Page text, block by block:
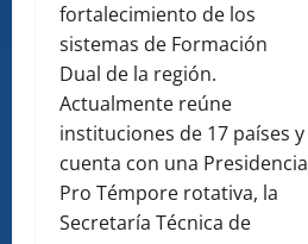
fortalecimiento de los
sistemas de Formación
Dual de la región.
Actualmente reúne
instituciones de 17 países y
cuenta con una Presidencia
Pro Témpore rotativa, la
Secretaría Técnica de